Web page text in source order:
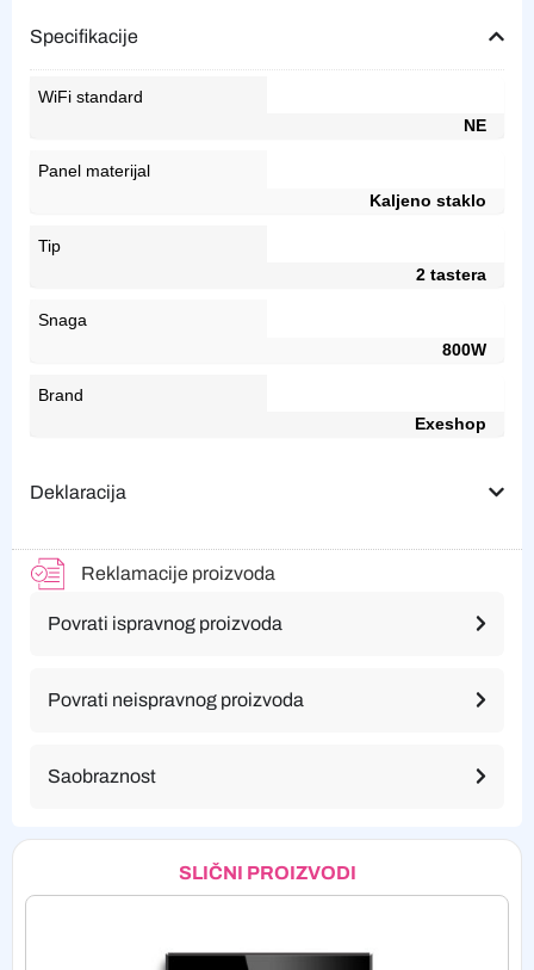
Specifikacije
WiFi standard
NE
Panel materijal
Kaljeno staklo
Tip
2 tastera
Snaga
800W
Brand
Exeshop
Deklaracija
Reklamacije proizvoda
Povrati ispravnog proizvoda
Povrati neispravnog proizvoda
Saobraznost
SLIČNI PROIZVODI